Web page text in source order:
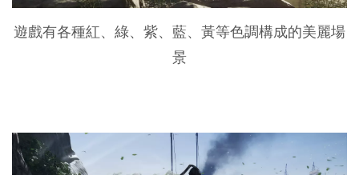
遊戲有各種紅、綠、紫、藍、黃等色調構成的美麗場
景